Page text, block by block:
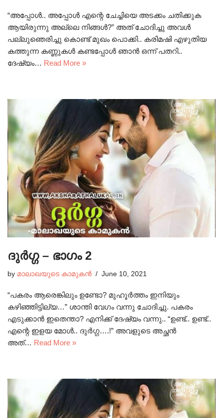
“അപ്പോൾ.. അപ്പോൾ എന്റെ ചേച്ചിയെ അടക്കം ചതിക്കുക
ആയിരുന്നു അല്ലെ നിങ്ങൾ?” അത് ചോദിച്ചു അവൾ
പല്ലുഞെരിച്ചു കൊണ്ട് മുഖം പൊക്കി.. കരിമഷി എഴുതിയ
കത്തുന്ന കണ്ണുകൾ കണ്ടപ്പോൾ ഞാൻ ഒന്ന് പതറി..
ദേഷ്യം… Read More »
ദുർഗ്ഗ – ഭാഗം 2
by മാലാഖയുടെ കാമുകൻ June 10, 2021
“പകരം ആരെങ്കിലും ഉണ്ടോ? മുഹൂർത്തം ഇനിയും
കഴിഞ്ഞിട്ടില്യ…” ശാന്തി വേഗം വന്നു ചോദിച്ചു. പകരം
എടുക്കാൻ ഇതെന്താ? എനിക്ക് ദേഷ്യം വന്നു.. “ഉണ്ട്.. ഉണ്ട്..
എന്റെ ഇളയ മോൾ.. ദുർഗ്ഗ….!” അവളുടെ അച്ഛൻ
അത്… Read More »